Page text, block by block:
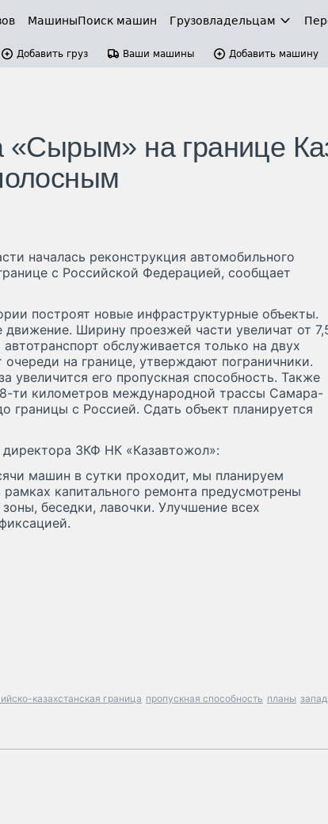
МашиныПоиск машин Грузовладельцам
Добавить груз Ваши машины Добавить машину
«Сырым» на границе
началась реконструкция автомобильного
с Российской Федерацией, сообщает
построят новые инфраструктурные объекты.
Ширину проезжей части увеличат от
обслуживается только на двух
на границе, утверждают пограничники.
увеличится его пропускная способность. Также
ти километров международной трассы Самара-
границы с Россией. Сдать объект планируется
директора ЗКФ НК «Казавтожол»:
машин в сутки проходит, мы планируем
капитального ремонта предусмотрены
беседки, лавочки. Улучшение всех
казахстанская граница пропускная способность планы